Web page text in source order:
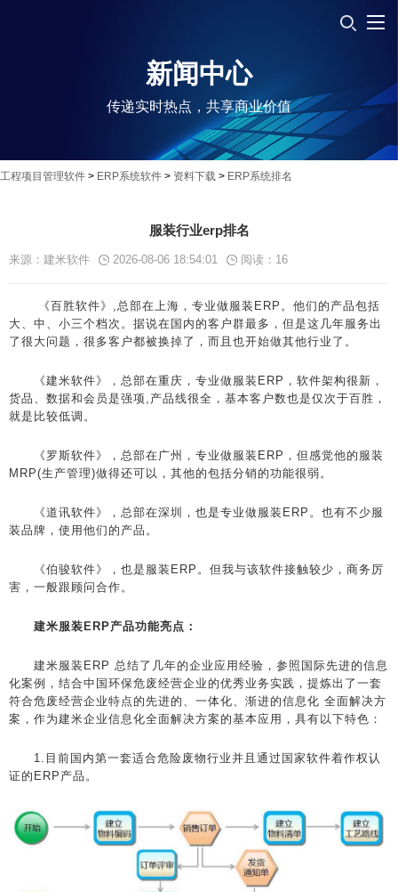
新闻中心
传递实时热点，共享商业价值
工程项目管理软件 > ERP系统软件 > 资料下载 > ERP系统排名
服装行业erp排名
来源：建米软件 2026-08-06 18:54:01 阅读： 16
《百胜软件》,总部在上海，专业做服装ERP。他们的产品包括
大、中、小三个档次。据说在国内的客户群最多，但是这几年服务出
了很大问题，很多客户都被换掉了，而且也开始做其他行业了。
《建米软件》，总部在重庆，专业做服装ERP，软件架构很新，
货品、数据和会员是强项,产品线很全，基本客户数也是仅次于百胜，
就是比较低调。
《罗斯软件》，总部在广州，专业做服装ERP，但感觉他的服装
MRP(生产管理)做得还可以，其他的包括分销的功能很弱。
《道讯软件》，总部在深圳，也是专业做服装ERP。也有不少服
装品牌，使用他们的产品。
《伯骏软件》，也是服装ERP。但我与该软件接触较少，商务厉
害，一般跟顾问合作。
建米服装ERP产品功能亮点：
建米服装ERP 总结了几年的企业应用经验，参照国际先进的信息
化案例，结合中国环保危废经营企业的优秀业务实践，提炼出了一套
符合危废经营企业特点的先进的、一体化、渐进的信息化 全面解决方
案，作为建米企业信息化全面解决方案的基本应用，具有以下特色：
1.目前国内第一套适合危险废物行业并且通过国家软件着作权认
证的ERP产品。